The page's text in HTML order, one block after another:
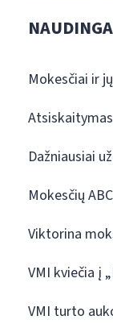
NAUDINGA
Mokesčiai ir
Dažniausiai
Mokesčių ABC
Viktorina
VMI kviečia į
VMI turto